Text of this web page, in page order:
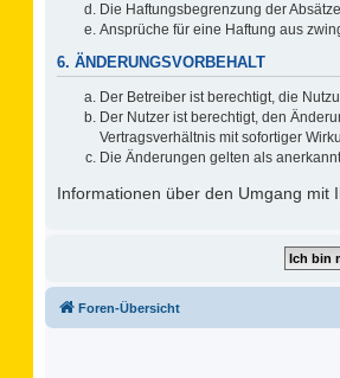
Die Haftungsbegrenzung der
Ansprüche für eine Haftung aus
6. ÄNDERUNGSVORBEHALT
Der Betreiber ist berechtigt, die
Der Nutzer ist berechtigt, den
Vertragsverhältnis mit sofortiger
Die Änderungen gelten als
Informationen über den Umgang mit
Foren-Übersicht